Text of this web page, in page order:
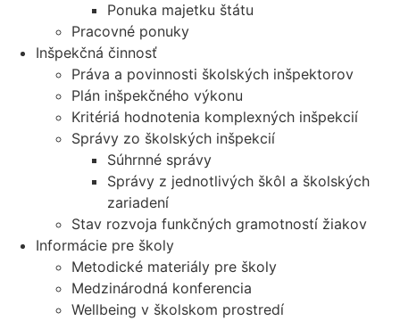
Ponuka majetku štátu
Pracovné ponuky
Inšpekčná činnosť
Práva a povinnosti školských inšpektorov
Plán inšpekčného výkonu
Kritériá hodnotenia komplexných inšpekcií
Správy zo školských inšpekcií
Súhrnné správy
Správy z jednotlivých škôl a školských
zariadení
Stav rozvoja funkčných gramotností žiakov
Informácie pre školy
Metodické materiály pre školy
Medzinárodná konferencia
Wellbeing v školskom prostredí